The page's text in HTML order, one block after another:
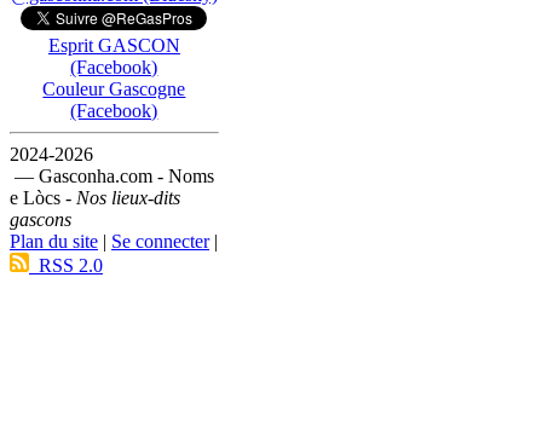
Esprit GASCON
(Facebook)
Couleur Gascogne
(Facebook)
2024-2026
— Gasconha.com - Noms
e Lòcs - Nos lieux-dits
gascons
Plan du site | Se connecter|
RSS 2.0